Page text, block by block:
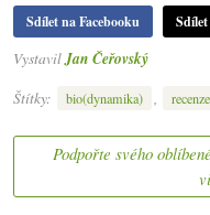
Sdílet na Facebooku
Vystavil Jan Čeřovský
Štítky:
bio(dynamika) , recenze
Podpořte svého